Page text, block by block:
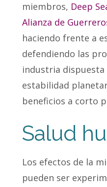
miembros, Deep
Alianza de
haciendo frente a
defendiendo las
industria dispuesta
estabilidad
beneficios a corto
Salud
Los efectos de la
pueden ser